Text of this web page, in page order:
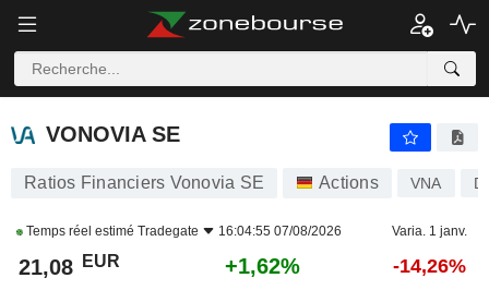
VONOVIA SE
VONOVIA SE
Ratios Financiers Vonovia SE Actions VNA
Temps réel estimé Tradegate 16:04:55 07/08/2026 Varia. 1 janv.
21,08 EUR +1,62% -14,26%